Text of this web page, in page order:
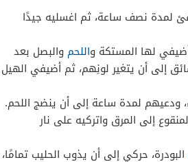
لمدة نصف ساعة، ثم اغسليه جيدًا
لها المستكة واللحم والبصل بعد
إلى أن يتغير لونِهم، ثم أضيفي الهيل
ودعيهم لمدة ساعة إلى أن ينضج اللحم.
إلى المرق واتركيه على نار
البودرة، حركي إلى أن يذوب الحليب تمامًا،